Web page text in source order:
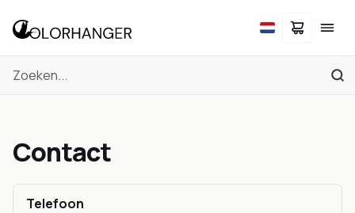
Contact
Telefoon